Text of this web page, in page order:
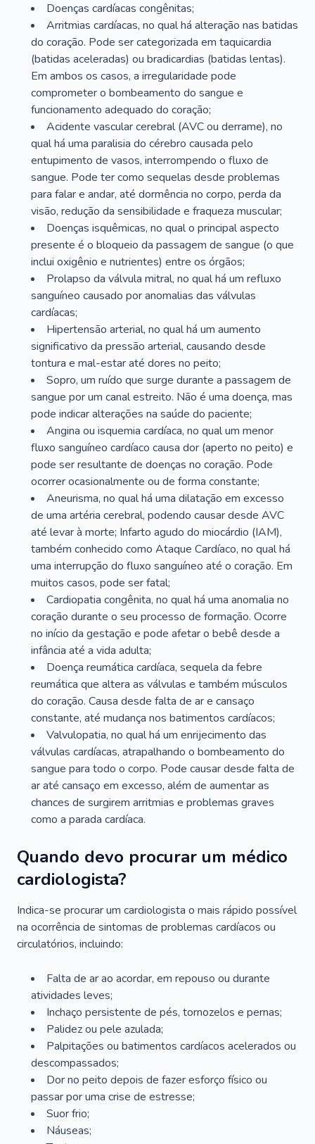
Doenças cardíacas congênitas;
Arritmias cardíacas, no qual há alteração nas batidas
do coração. Pode ser categorizada em taquicardia
(batidas aceleradas) ou bradicardias (batidas lentas).
Em ambos os casos, a irregularidade pode
comprometer o bombeamento do sangue e
funcionamento adequado do coração;
Acidente vascular cerebral (AVC ou derrame), no
qual há uma paralisia do cérebro causada pelo
entupimento de vasos, interrompendo o fluxo de
sangue. Pode ter como sequelas desde problemas
para falar e andar, até dormência no corpo, perda da
visão, redução da sensibilidade e fraqueza muscular;
Doenças isquêmicas, no qual o principal aspecto
presente é o bloqueio da passagem de sangue (o que
inclui oxigênio e nutrientes) entre os órgãos;
Prolapso da válvula mitral, no qual há um refluxo
sanguíneo causado por anomalias das válvulas
cardíacas;
Hipertensão arterial, no qual há um aumento
significativo da pressão arterial, causando desde
tontura e mal-estar até dores no peito;
Sopro, um ruído que surge durante a passagem de
sangue por um canal estreito. Não é uma doença, mas
pode indicar alterações na saúde do paciente;
Angina ou isquemia cardíaca, no qual um menor
fluxo sanguíneo cardíaco causa dor (aperto no peito) e
pode ser resultante de doenças no coração. Pode
ocorrer ocasionalmente ou de forma constante;
Aneurisma, no qual há uma dilatação em excesso
de uma artéria cerebral, podendo causar desde AVC
até levar à morte; Infarto agudo do miocárdio (IAM),
também conhecido como Ataque Cardíaco, no qual há
uma interrupção do fluxo sanguíneo até o coração. Em
muitos casos, pode ser fatal;
Cardiopatia congênita, no qual há uma anomalia no
coração durante o seu processo de formação. Ocorre
no início da gestação e pode afetar o bebê desde a
infância até a vida adulta;
Doença reumática cardíaca, sequela da febre
reumática que altera as válvulas e também músculos
do coração. Causa desde falta de ar e cansaço
constante, até mudança nos batimentos cardíacos;
Valvulopatia, no qual há um enrijecimento das
válvulas cardíacas, atrapalhando o bombeamento do
sangue para todo o corpo. Pode causar desde falta de
ar até cansaço em excesso, além de aumentar as
chances de surgirem arritmias e problemas graves
como a parada cardíaca.
Quando devo procurar um médico
cardiologista?
Indica-se procurar um cardiologista o mais rápido possível
na ocorrência de sintomas de problemas cardíacos ou
circulatórios, incluindo:
Falta de ar ao acordar, em repouso ou durante
atividades leves;
Inchaço persistente de pés, tornozelos e pernas;
Palidez ou pele azulada;
Palpitações ou batimentos cardíacos acelerados ou
descompassados;
Dor no peito depois de fazer esforço físico ou
passar por uma crise de estresse;
Suor frio;
Náuseas;